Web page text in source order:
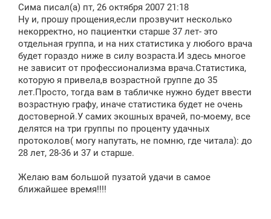
б
щ
е
н
и
Сима писал(а) пт, 26 октября 2007 21:18
Ну и, прошу прощения,если прозвучит несколько
некорректно, но пациентки старше 37 лет- это
отдельная группа, и на них статистика у любого врача
будет гораздо ниже в силу возраста.И здесь многое
не зависит от профессионализма врача.Статистика,
которую я привела,в возрастной группе до 35
лет.Просто, тогда вам в табличке нужно будет ввести
возрастную графу, иначе статистика будет не очень
достоверной.У самих экошных врачей, по-моему, все
делятся на три группы по проценту удачных
протоколов( могу напутать, не помню, где читала): до
28 лет, 28-36 и 37 и старше.
Желаю вам большой пузатой удачи в самое
ближайшее время!!!!